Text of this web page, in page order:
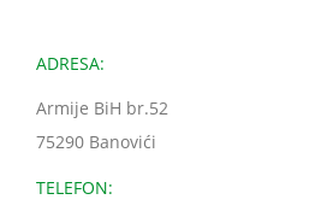
ADRESA:
Armije BiH br.52
75290 Banovići
TELEFON: